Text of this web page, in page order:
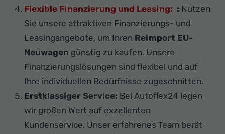
Flexible Finanzierung und Leasing: : Nutzen
Sie unsere attraktiven Finanzierungs- und
Leasingangebote, um Ihren Reimport EU-
Neuwagen günstig zu kaufen. Unsere
Finanzierungslösungen sind flexibel und auf
Ihre individuellen Bedürfnisse zugeschnitten.
Erstklassiger Service: Bei Autoflex24 legen
wir großen Wert auf exzellenten
Kundenservice. Unser erfahrenes Team berät